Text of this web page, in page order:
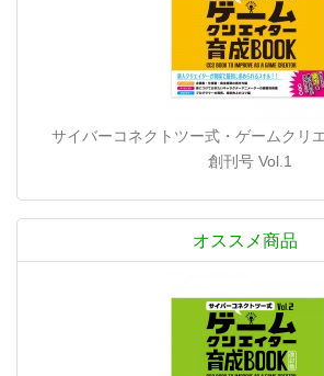
サイバーコネクトツー式・ゲームクリ
創刊号 Vol.1
オススメ商品